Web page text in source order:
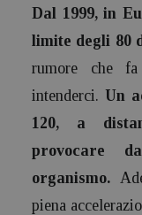
Dal 1999, in
limite degli 80
rumore che
intenderci. Un
120, a
provocare
organismo.
piena